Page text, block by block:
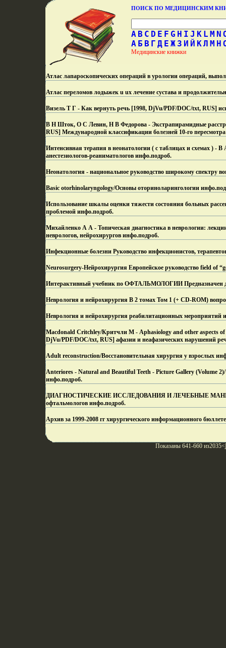
ПОИСК ПО МЕДИЦИНСКИМ
A B C D E F G H I J K L M N
А Б В Г Д Е Ж З И Й КЛ М Н
Медицинские книжки
Атлас лапароскопических операций в урологии операций,
Атлас переломов лодыжек u ux лечение сустава и
Визель Т Г - Как вернуть речь [1998, DjVu/PDF/DOC/txt, RUS]
В Н Шток, О С Левин, Н В Федорова - Экстрапирамидные
RUS] Международной классификации болезней 10-го
Интенсивная терапия в неонатологии ( с таблицах и схемах ) -
анестезиологов-реаниматологов инфо.подроб.
Неонатология - национальное руководство широкому спектру
Basic otorhinolaryngology/Основы оториноларингологии инфо.
Использование шкалы оценки тяжести состояния больных
проблемой инфо.подроб.
Михайленко А А - Топическая диагностика в неврологии:
неврологов, нейрохирургов инфо.подроб.
Инфекционные болезни Руководство инфекционистов,
Neurosurgery-Нейрохирургия Европейское руководство field of
Интерактивный учебник по ОФТАЛЬМОЛОГИИ Предназначен
Неврология и нейрохирургия В 2 томах Том 1 (+ CD-ROM)
Неврология и нейрохирургия реабилитационных мероприятий
Macdonald Critchley/Критчли М - Aphasiology and other aspects
DjVu/PDF/DOC/txt, RUS] афазии и неафазических нарушений
Adult reconstruction/Восстановительная хирургия у взрослых
Anteriores - Natural and Beautiful Teeth - Picture Gallery (Volume
инфо.подроб.
ДИАГНОСТИЧЕСКИЕ ИССЛЕДОВАНИЯ И ЛЕЧЕБНЫЕ
офтальмологов инфо.подроб.
Архив за 1999-2008 гг хирургического информационного
Показаны 641-660 из2035<